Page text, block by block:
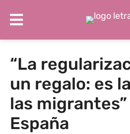
“La
un regalo: es
las
España